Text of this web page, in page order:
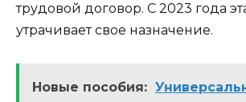
трудовой договор. С 2023 года
утрачивает свое назначение.
Новые пособия: